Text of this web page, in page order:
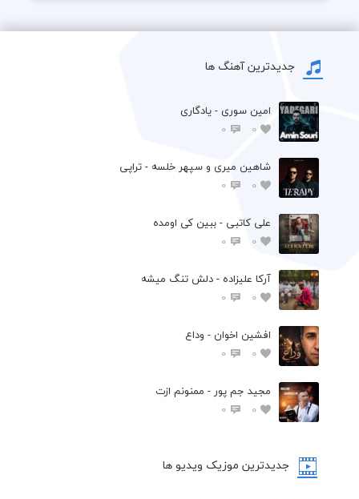
جدیدترین آهنگ ها
امین سوری - یادگاری
0
0
شاهین میری و سپهر خلسه - تراپی
0
0
علی کاتبی - ببین کی اومده
0
0
آرکا علیزاده - دلش تنگ میشه
0
0
افشين اخوان - وداع
0
0
مجید جم پور - ممنونم ازت
0
0
جدیدترین موزیک ویدیو ها